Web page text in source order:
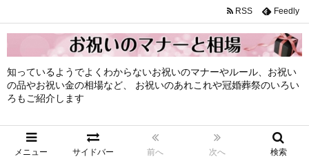
知っているようでよくわからないお祝いのマナーやルール、お祝い
の品やお祝い金の相場など、 お祝いのあれこれや冠婚葬祭のいろい
ろもご紹介します
メニュー サイドバー 前へ 次へ 検索
RSS Feedly